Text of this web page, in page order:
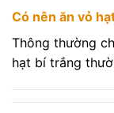
Có nên ăn vỏ
Thông thường
hạt bí trắng